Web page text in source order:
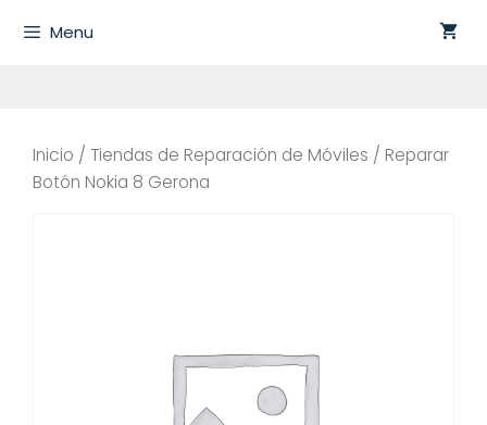
Menu
Inicio / Tiendas de Reparación de Móviles / Reparar
Botón Nokia 8 Gerona